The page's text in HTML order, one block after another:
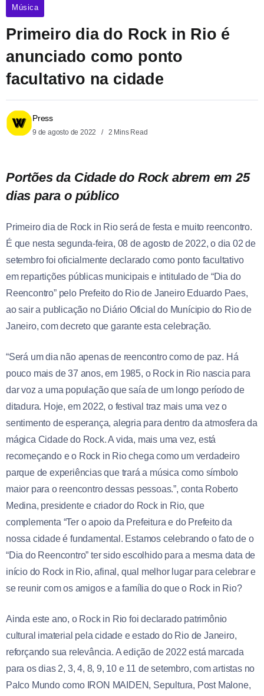
Música
Primeiro dia do Rock in Rio é
anunciado como ponto
facultativo na cidade
Press
9 de agosto de 2022 2 Mins Read
Portões da Cidade do Rock abrem em 25
dias para o público
Primeiro dia de Rock in Rio será de festa e muito reencontro.
É que nesta segunda-feira, 08 de agosto de 2022, o dia 02 de
setembro foi oficialmente declarado como ponto facultativo
em repartições públicas municipais e intitulado de “Dia do
Reencontro” pelo Prefeito do Rio de Janeiro Eduardo Paes,
ao sair a publicação no Diário Oficial do Munícipio do Rio de
Janeiro, com decreto que garante esta celebração.
“Será um dia não apenas de reencontro como de paz. Há
pouco mais de 37 anos, em 1985, o Rock in Rio nascia para
dar voz a uma população que saía de um longo período de
ditadura. Hoje, em 2022, o festival traz mais uma vez o
sentimento de esperança, alegria para dentro da atmosfera da
mágica Cidade do Rock. A vida, mais uma vez, está
recomeçando e o Rock in Rio chega como um verdadeiro
parque de experiências que trará a música como símbolo
maior para o reencontro dessas pessoas.”, conta Roberto
Medina, presidente e criador do Rock in Rio, que
complementa “Ter o apoio da Prefeitura e do Prefeito da
nossa cidade é fundamental. Estamos celebrando o fato de o
“Dia do Reencontro” ter sido escolhido para a mesma data de
início do Rock in Rio, afinal, qual melhor lugar para celebrar e
se reunir com os amigos e a família do que o Rock in Rio?
Ainda este ano, o Rock in Rio foi declarado patrimônio
cultural imaterial pela cidade e estado do Rio de Janeiro,
reforçando sua relevância. A edição de 2022 está marcada
para os dias 2, 3, 4, 8, 9, 10 e 11 de setembro, com artistas no
Palco Mundo como IRON MAIDEN, Sepultura, Post Malone,